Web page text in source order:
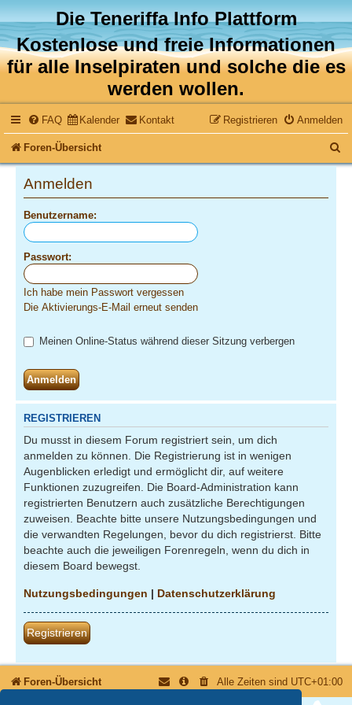
Die Teneriffa Info Plattform
Kostenlose und freie Informationen
für alle Inselpiraten und solche die es
werden wollen.
FAQ Kalender Kontakt Anmelden
Registrieren
Foren-Übersicht
u
Anmelden
Benutzername:
Passwort:
Ich habe mein Passwort vergessen
Die Aktivierungs-E-Mail erneut senden
Meinen Online-Status während dieser Sitzung verbergen
REGISTRIEREN
Du musst in diesem Forum registriert sein, um dich
anmelden zu können. Die Registrierung ist in wenigen
Augenblicken erledigt und ermöglicht dir, auf weitere
Funktionen zuzugreifen. Die Board-Administration kann
registrierten Benutzern auch zusätzliche Berechtigungen
zuweisen. Beachte bitte unsere Nutzungsbedingungen und
die verwandten Regelungen, bevor du dich registrierst. Bitte
beachte auch die jeweiligen Forenregeln, wenn du dich in
diesem Board bewegst.
Nutzungsbedingungen | Datenschutzerklärung
Registrieren
Foren-Übersicht Alle Zeiten sind UTC+01:00